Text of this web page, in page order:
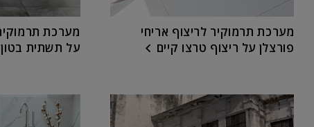
מערכת תרמוקיר לריצוף אריחי
פורצלן על ריצוף טרצו קיים
מערכת
על תשתית בטון